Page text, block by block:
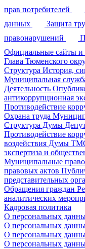
прав потребителей
данных
Защита
правонарушений
Официальные сайты и
Глава Тюменского
Структура История,
Муниципальная
Деятельность
антикоррупционная
Противодействие
Охрана труда
Структура Думы
Противодействие
воздействия Думы
экспертиза и
Муниципальные
правовых актов
представительных
Обращения граждан
аналитических
Кадровая политика
О персональных
О персональных
О персональных
О персональных